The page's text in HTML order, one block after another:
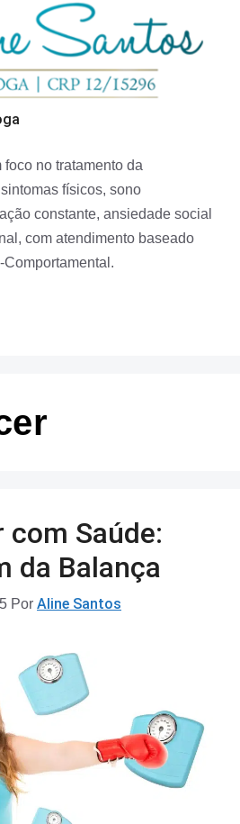
no tratamento da
físicos, sono
constante, ansiedade social
com atendimento baseado
com Saúde:
da Balança
Por Aline Santos